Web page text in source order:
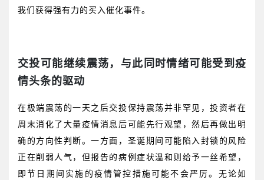
我们获得强有力的买入催化事件。
交投可能继续震荡，与此同时情绪可能受到疫
情头条的驱动
在极端震荡的一天之后交投保持震荡并非罕见，投资者在
周末消化了大量疫情消息后可能先行观望，然后再做出明
确的方向性判断。一方面，圣诞期间可能陷入封锁的风险
正在削弱人气，但报告的病例症状温和则给予一丝希望，
即节日期间实施的疫情管控措施可能不会严厉。无论如